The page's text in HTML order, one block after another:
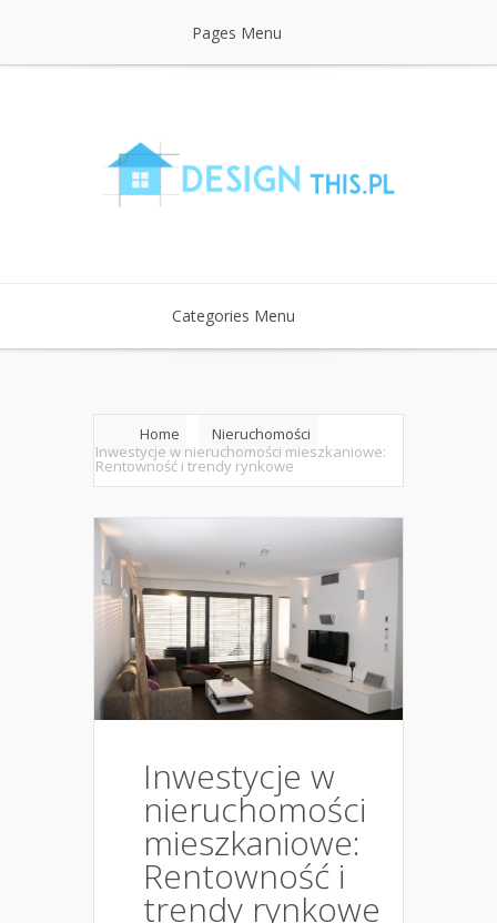
Pages Menu
Categories Menu
Home
Nieruchomości
Inwestycje w nieruchomości mieszkaniowe:
Rentowność i trendy rynkowe
Inwestycje w
nieruchomości
mieszkaniowe:
Rentowność i
trendy rynkowe